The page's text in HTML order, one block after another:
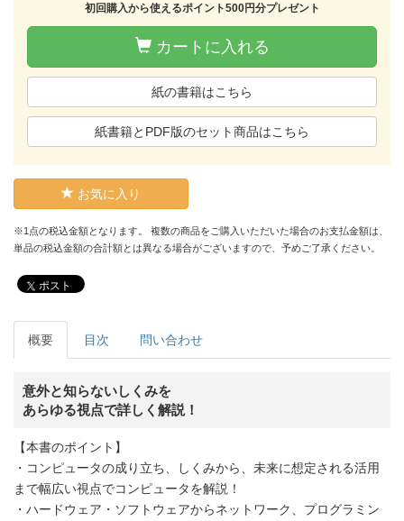
初回購入から使えるポイント500円分プレゼント
カートに入れる
紙の書籍はこちら
紙書籍とPDF版のセット商品はこちら
お気に入り
※1点の税込金額となります。 複数の商品をご購入いただいた場合のお支払金額は、
単品の税込金額の合計額とは異なる場合がございますので、予めご了承ください。
ポスト
概要 目次 問い合わせ
意外と知らないしくみを
あらゆる視点で詳しく解説！
【本書のポイント】
・コンピュータの成り立ち、しくみから、未来に想定される活用
まで幅広い視点でコンピュータを解説！
・ハードウェア・ソフトウェアからネットワーク、プログラミン